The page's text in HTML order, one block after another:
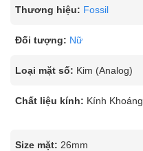
Thương hiệu: Fossil
Đối tượng: Nữ
Loại mặt số: Kim (Analog)
Chất liệu kính: Kính Khoáng
Size mặt: 26mm